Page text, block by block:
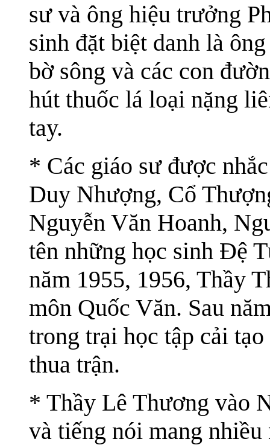
sư và ông hiệu trưởng
sinh đặt biệt danh là
bờ sông và các con
hút thuốc lá loại nặng
tay.
* Các giáo sư được
Duy Nhượng, Cổ
Nguyễn Văn Hoanh,
tên những học sinh Đệ
năm 1955, 1956, Thầy
môn Quốc Văn. Sau
trong trại học tập cải
thua trận.
* Thầy Lê Thương vào
và tiếng nói mang